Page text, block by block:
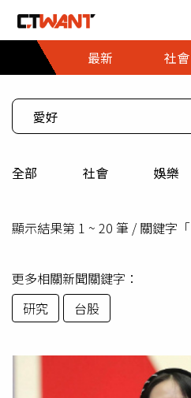
最新
社會
全部 社會 娛樂
顯示結果第 1 ~ 20 筆 / 關鍵字「
更多相關新聞關鍵字：
研究
台股